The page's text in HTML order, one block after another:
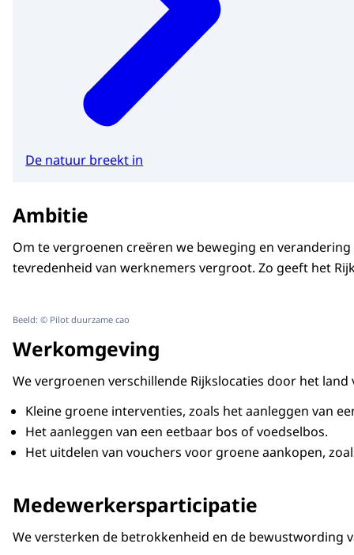
De natuur breekt in
Ambitie
Om te vergroenen creëren we beweging en
tevredenheid van werknemers vergroot. Zo geeft het
Beeld: © Pilot duurzame cao
Werkomgeving
We vergroenen verschillende Rijkslocaties door het land
Kleine groene interventies, zoals het aanleggen van
Het aanleggen van een eetbaar bos of voedselbos.
Het uitdelen van vouchers voor groene aankopen,
Medewerkersparticipatie
We versterken de betrokkenheid en de